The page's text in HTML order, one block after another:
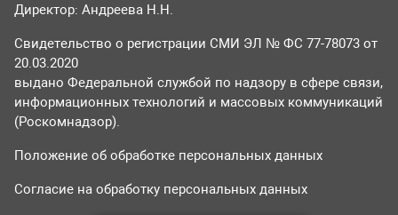
Директор: Андреева Н.Н.
Свидетельство о регистрации СМИ ЭЛ № ФС 77-78073 от
20.03.2020
выдано Федеральной службой по надзору в сфере связи,
информационных технологий и массовых коммуникаций
(Роскомнадзор).
Положение об обработке персональных данных
Согласие на обработку персональных данных